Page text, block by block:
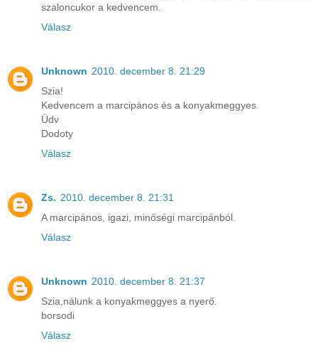
szaloncukor a kedvencem.
Válasz
Unknown 2010. december 8. 21:29
Szia!
Kedvencem a marcipános és a konyakmeggyes.
Üdv
Dodoty
Válasz
Zs. 2010. december 8. 21:31
A marcipános, igazi, minőségi marcipánból.
Válasz
Unknown 2010. december 8. 21:37
Szia,nálunk a konyakmeggyes a nyerő.
borsodi
Válasz